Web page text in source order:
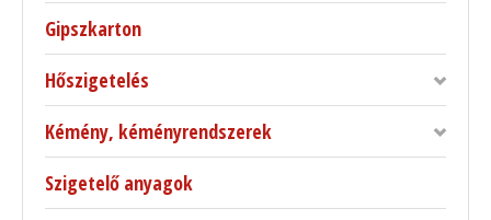
Gipszkarton
Hőszigetelés
Kémény, kéményrendszerek
Szigetelő anyagok